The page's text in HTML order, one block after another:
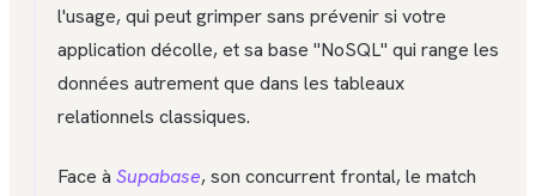
l'usage, qui peut grimper sans prévenir si votre
application décolle, et sa base "NoSQL" qui range les
données autrement que dans les tableaux
relationnels classiques.
Face à Supabase, son concurrent frontal, le match